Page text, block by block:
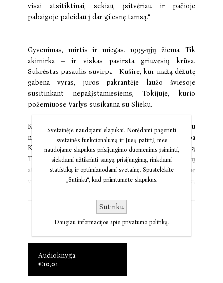
visai atsitiktinai, sekiau, įsitvėriau ir pačioje
pabaigoje paleidau į dar gilesnę tamsą.“
Gyvenimas, mirtis ir miegas. 1995-ųjų žiema. Tik
akimirka – ir viskas pavirsta griuvėsių krūva.
Sukrėstas pasaulis suvirpa – Kušire, kur mažą dėžutę
gabena vyras, jūros pakrantėje laužo šviesoje
susitinkant nepažįstamiesiems, Tokijuje, kurio
požemiuose Varlys susikauna su Slieku.
Kas nutinka šešiems visiškai vienam su kitu
nesusijusiems veikėjams po Didžiojo Hanšino, arba
Kobės, žemės drebėjimo ir tų pačių metų kovą
Tokijo metro įvykusios nervus paralyžiuojančių dujų
atakos? Apsakymų veikėjai negyvena Kobėje, nė
vienas neapsilanko stichijos suniokotame mieste,
„Įveda skaitytoją į haliucinacijų pasaulį, kuriame
sapnų neįmanoma atskirti nuo tikro gyvenimo
košmarų.“
Popierinė knyga
Audioknyga
€10,01
Svetainėje naudojami slapukai. Norėdami pagerinti
svetainės funkcionalumą ir Jūsų patirtį, mes
naudojame slapukus prisijungimo duomenims įsiminti,
siekdami užtikrinti saugų prisijungimą, rinkdami
statistiką ir optimizuodami svetainę. Spustelėkite
„Sutinku“, kad priimtumėte slapukus.
Sutinku
Daugiau informacijos apie privatumo politiką.